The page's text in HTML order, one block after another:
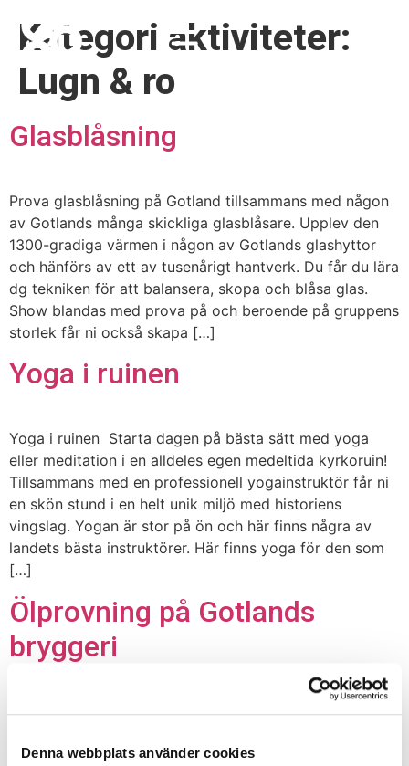
Denna webbplats använder cookies
Kategori aktiviteter:
Lugn & ro
Glasblåsning
Prova glasblåsning på Gotland tillsammans med någon
av Gotlands många skickliga glasblåsare. Upplev den
1300-gradiga värmen i någon av Gotlands glashyttor
och hänförs av ett av tusenårigt hantverk. Du får du lära
dg tekniken för att balansera, skopa och blåsa glas.
Show blandas med prova på och beroende på gruppens
storlek får ni också skapa […]
Yoga i ruinen
Yoga i ruinen Starta dagen på bästa sätt med yoga
eller meditation i en alldeles egen medeltida kyrkoruin!
Tillsammans med en professionell yogainstruktör får ni
en skön stund i en helt unik miljö med historiens
vingslag. Yogan är stor på ön och här finns några av
landets bästa instruktörer. Här finns yoga för den som
[…]
Ölprovning på Gotlands
bryggeri
Ölprovning på Gotlands Bryggeri Vi följer doften av
På S:t Hansgatan i hjärtat av Visby puttrar det i